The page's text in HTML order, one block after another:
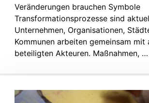
Veränderungen brauchen Symbole
Transformationsprozesse sind
Unternehmen, Organisationen,
Kommunen arbeiten gemeinsam mit
beteiligten Akteuren. Maßnahmen, …